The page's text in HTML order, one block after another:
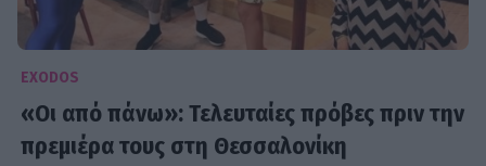
EXODOS
«Οι από πάνω»: Τελευταίες πρόβες πριν την
πρεμιέρα τους στη Θεσσαλονίκη